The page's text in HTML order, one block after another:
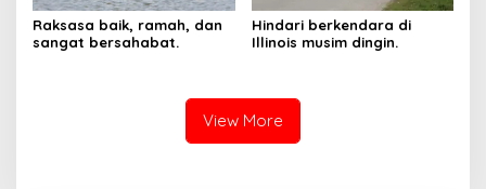
Raksasa baik, ramah, dan
sangat bersahabat.
Hindari berkendara di
Illinois musim dingin.
View More